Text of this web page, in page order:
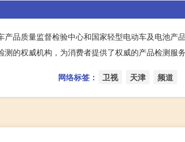
产品质量监督检验中心和国家轻型电动车及电池产
的权威机构，为消费者提供了权威的产品检测服务
网络标签： 卫视 天津 频道